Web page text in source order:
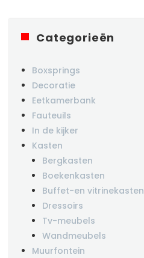
Categorieën
Boxsprings
Decoratie
Eetkamerbank
Fauteuils
In de kijker
Kasten
Bergkasten
Boekenkasten
Buffet-en vitrinekasten
Dressoirs
Tv-meubels
Wandmeubels
Muurfontein